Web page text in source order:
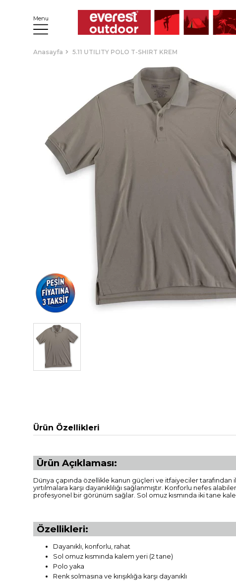
Menu
Anasayfa 5.11 UTILITY POLO T-SHIRT KREM
Ürün Özellikleri
Ürün Açıklaması:
Dünya çapında özellikle kanun güçleri ve itfaiyeciler
yırtılmalara karşı dayanıklılığı sağlanmıştır. Konforlu nefes
profesyonel bir görünüm sağlar. Sol omuz kısmında iki tane
Özellikleri:
Dayanıklı, konforlu, rahat
Sol omuz kısmında kalem yeri (2 tane)
Polo yaka
Renk solmasına ve kırışıklığa karşı dayanıklı